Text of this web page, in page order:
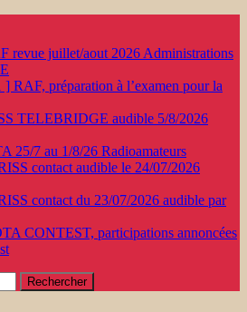
revue juillet/aout 2026 Administrations
] RAF, préparation à l’examen pour la
TELEBRIDGE audible 5/8/2026
25/7 au 1/8/26 Radioamateurs
contact audible le 24/07/2026
contact du 23/07/2026 audible par
CONTEST, participations annoncées